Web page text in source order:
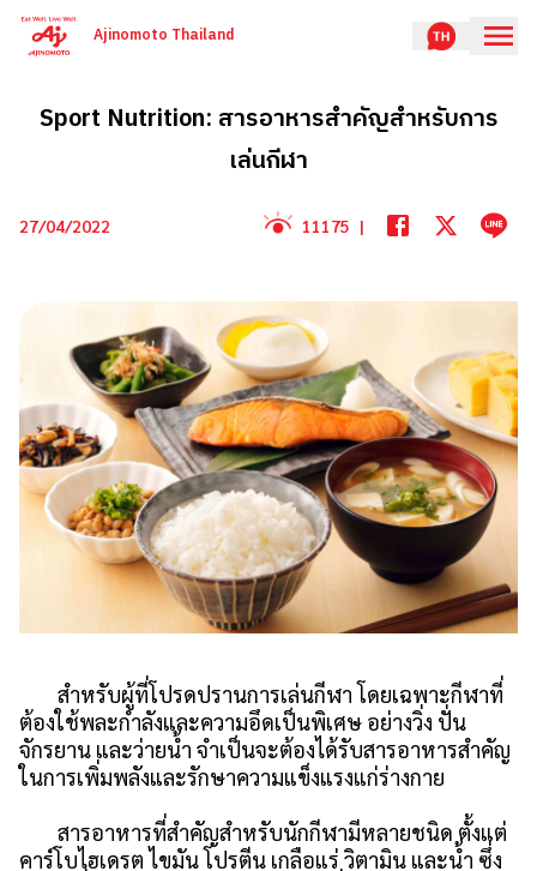
Ajinomoto Thailand
Sport Nutrition: สารอาหารสำคัญสำหรับการ
เล่นกีฬา
27/04/2022 11175 |
สำหรับผู้ที่โปรดปรานการเล่นกีฬา โดยเฉพาะกีฬาที่
ต้องใช้พละกำลังและความอึดเป็นพิเศษ อย่างวิ่ง ปั่น
จักรยาน และว่ายน้ำ จำเป็นจะต้องได้รับสารอาหารสำคัญ
ในการเพิ่มพลังและรักษาความแข็งแรงแก่ร่างกาย
สารอาหารที่สำคัญสำหรับนักกีฬามีหลายชนิด ตั้งแต่
คาร์โบไฮเดรต ไขมัน โปรตีน เกลือแร่ วิตามิน และน้ำ ซึ่ง